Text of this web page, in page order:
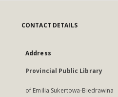
CONTACT DETAILS
Address
Provincial Public Library
of Emilia Sukertowa-Biedrawina